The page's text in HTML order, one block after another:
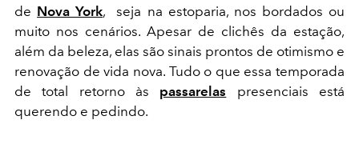
de Nova York, seja na estoparia, nos bordados ou
muito nos cenários. Apesar de clichês da estação,
além da beleza, elas são sinais prontos de otimismo e
renovação de vida nova. Tudo o que essa temporada
de total retorno às passarelas presenciais está
querendo e pedindo.